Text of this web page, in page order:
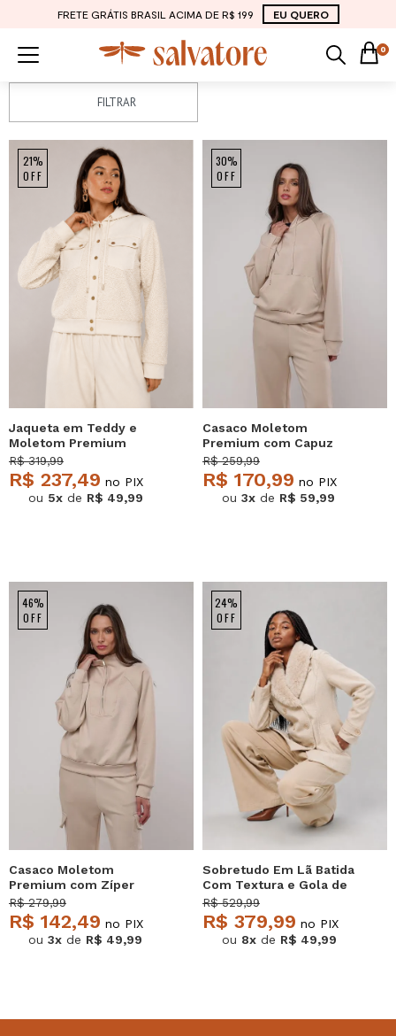
FRETE GRÁTIS BRASIL ACIMA DE R$ 199 EU QUERO
0
FILTRAR
21%
OFF
Jaqueta em Teddy e
Moletom Premium
Marfim Salvatore
R$ 319,99
R$ 237,49 no PIX
ou 5x de R$ 49,99
30%
OFF
Casaco Moletom
Premium com Capuz
Marfim Salvatore
R$ 259,99
R$ 170,99 no PIX
ou 3x de R$ 59,99
46%
OFF
Casaco Moletom
Premium com Zíper
Marfim Salvatore
R$ 279,99
R$ 142,49 no PIX
ou 3x de R$ 49,99
24%
OFF
Sobretudo Em Lã Batida
Com Textura e Gola de
Pelo Removível Marfim
Salvatore
R$ 529,99
R$ 379,99 no PIX
ou 8x de R$ 49,99